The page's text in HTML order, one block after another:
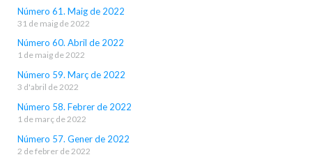
Número 61. Maig de 2022
31 de maig de 2022
Número 60. Abril de 2022
1 de maig de 2022
Número 59. Març de 2022
3 d'abril de 2022
Número 58. Febrer de 2022
1 de març de 2022
Número 57. Gener de 2022
2 de febrer de 2022